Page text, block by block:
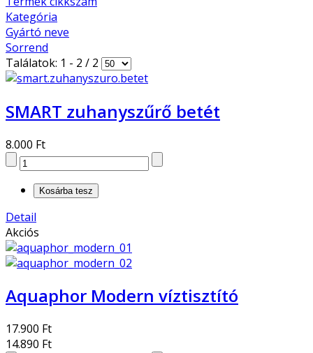
Kategória
Gyártó neve
Sorrend
Találatok: 1 - 2 / 2
SMART zuhanyszűrő betét
8.000 Ft
Detail
Akciós
Aquaphor Modern víztisztító
17.900 Ft
14.890 Ft